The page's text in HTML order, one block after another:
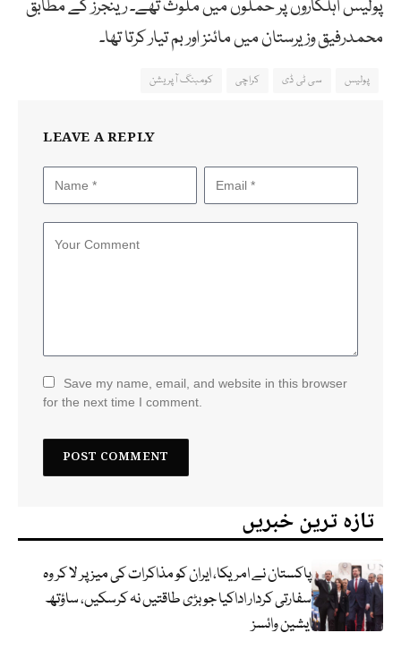
پولیس اہلکاروں پر حملوں میں ملوث تھے۔ رینجرز کے مطابق
محمدرفیق وزیرستان میں مائنز اور بم تیار کرتا تھا۔
پولیس سی ٹی ڈی کراچی کومبنگ آپریشن
LEAVE A REPLY
Save my name, email, and website in this browser
for the next time I comment.
تازہ ترین خبریں
پاکستان نے امریکا، ایران کو مذاکرات کی میز پر لا کر وہ
سفارتی کردار اداکیا جو بڑی طاقتیں نہ کرسکیں، ساؤتھ
ایشین وائسز